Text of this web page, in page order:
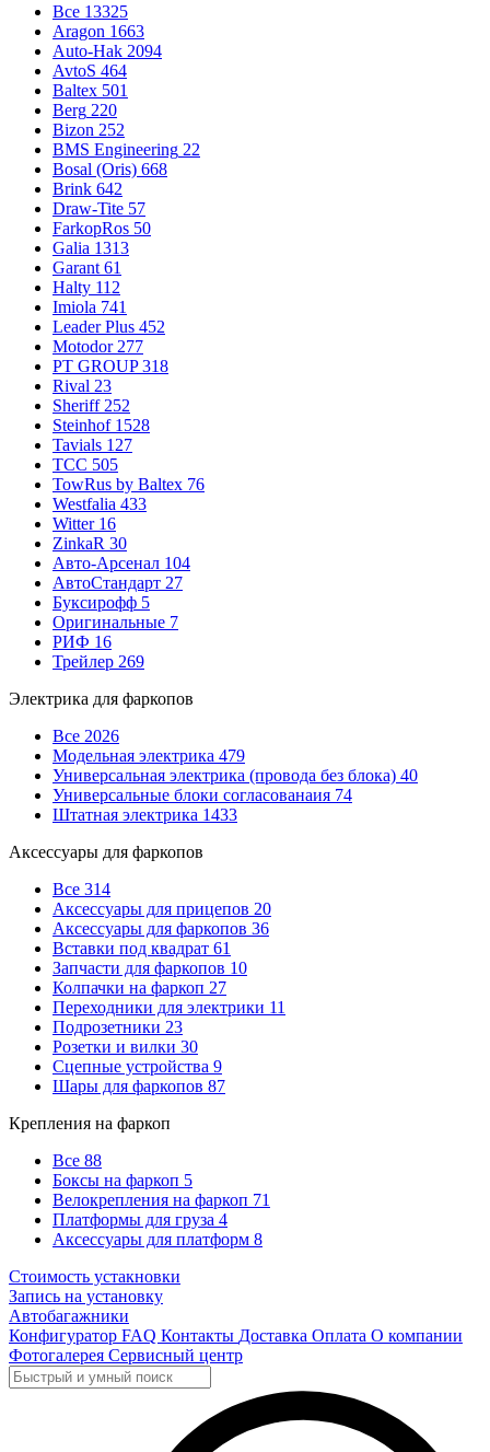
Все 13325
Aragon 1663
Auto-Hak 2094
AvtoS 464
Baltex 501
Berg 220
Bizon 252
BMS Engineering 22
Bosal (Oris) 668
Brink 642
Draw-Tite 57
FarkopRos 50
Galia 1313
Garant 61
Halty 112
Imiola 741
Leader Plus 452
Motodor 277
PT GROUP 318
Rival 23
Sheriff 252
Steinhof 1528
Tavials 127
TCC 505
TowRus by Baltex 76
Westfalia 433
Witter 16
ZinkaR 30
Авто-Арсенал 104
АвтоСтандарт 27
Буксирофф 5
Оригинальные 7
РИФ 16
Трейлер 269
Электрика для фаркопов
Все 2026
Модельная электрика 479
Универсальная электрика (провода без блока) 40
Универсальные блоки согласованаия 74
Штатная электрика 1433
Аксессуары для фаркопов
Все 314
Аксессуары для прицепов 20
Аксессуары для фаркопов 36
Вставки под квадрат 61
Запчасти для фаркопов 10
Колпачки на фаркоп 27
Переходники для электрики 11
Подрозетники 23
Розетки и вилки 30
Сцепные устройства 9
Шары для фаркопов 87
Крепления на фаркоп
Все 88
Боксы на фаркоп 5
Велокрепления на фаркоп 71
Платформы для груза 4
Аксессуары для платформ 8
Стоимость устакновки
Запись на установку
Автобагажники
Конфигуратор FAQ Контакты Доставка Оплата О компании
Фотогалерея Сервисный центр